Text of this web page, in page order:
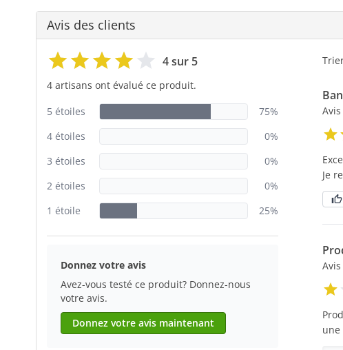
Avis des clients
4 sur 5
4 artisans ont évalué ce produit.
5 étoiles
75%
4 étoiles
0%
3 étoiles
0%
2 étoiles
0%
1 étoile
25%
Donnez votre avis
Avez-vous testé ce produit? Donnez-nous
votre avis.
Donnez votre avis maintenant
Je
une